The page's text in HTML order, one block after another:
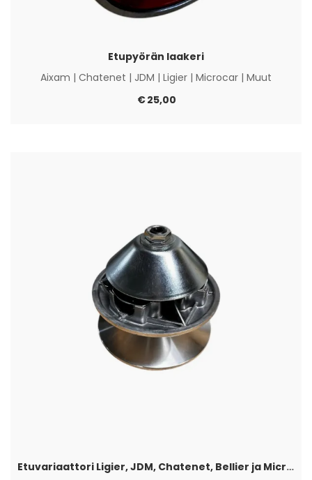
Etupyörän laakeri
Aixam | Chatenet | JDM | Ligier | Microcar | Muut
€25,00
Etuvariaattori Ligier, JDM, Chatenet, Bellier ja Microcar